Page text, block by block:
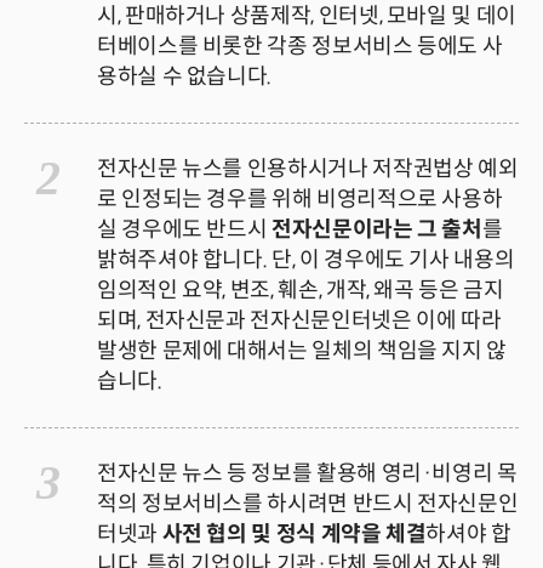
시, 판매하거나 상품제작, 인터넷, 모바일 및 데이
터베이스를 비롯한 각종 정보서비스 등에도 사
용하실 수 없습니다.
2
전자신문 뉴스를 인용하시거나 저작권법상 예외
로 인정되는 경우를 위해 비영리적으로 사용하
실 경우에도 반드시전자신문이라는 그 출처 를
밝혀주셔야 합니다. 단, 이 경우에도 기사 내용의
임의적인 요약, 변조, 훼손, 개작, 왜곡 등은 금지
되며, 전자신문과 전자신문인터넷은 이에 따라
발생한 문제에 대해서는 일체의 책임을 지지 않
습니다.
3
전자신문 뉴스 등 정보를 활용해 영리·비영리 목
적의 정보서비스를 하시려면 반드시 전자신문인
터넷과 사전 협의 및 정식 계약을 체결하셔야 합